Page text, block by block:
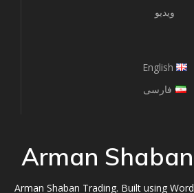
ویدیو
English
فارسی
Arman